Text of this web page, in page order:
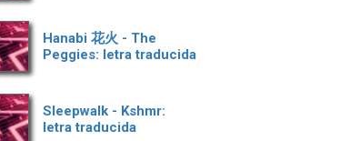
Hanabi 花火 - The
Peggies: letra traducida
Sleepwalk - Kshmr:
letra traducida